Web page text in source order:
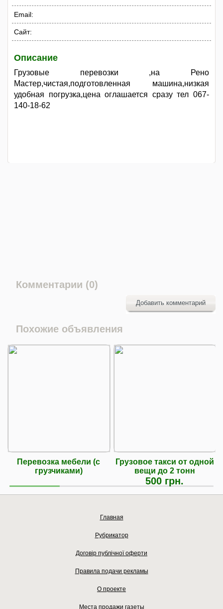
Email:
Сайт:
Описание
Грузовые перевозки ,на Рено
Мастер,чистая,подготовленная машина,низкая
удобная погрузка,цена оглашается сразу тел 067-
140-18-62
Комментарии (0)
Добавить комментарий
Похожие объявления
Перевозка мебели (с
грузчиками)
Грузовое такси от одной
вещи до 2 тонн
500 грн.
Главная
Рубрикатор
Договір публічної оферти
Правила подачи рекламы
О проекте
Места продажи газеты